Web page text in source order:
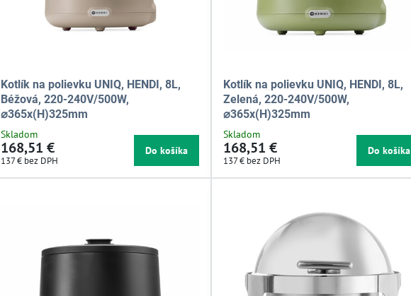
Kotlík na polievku UNIQ, HENDI, 8L,
Béžová, 220-240V/500W,
⌀365x(H)325mm
Skladom
168,51 €
137 € bez DPH
Do košíka
Kotlík na polievku UNIQ, HENDI, 8L,
Zelená, 220-240V/500W,
⌀365x(H)325mm
Skladom
168,51 €
137 € bez DPH
Do košíka